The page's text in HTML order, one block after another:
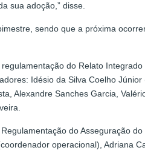
sua adoção,” disse.
sendo que a próxima
do Relato
Idésio da Silva Coelho
Alexandre Sanches Garcia,
do Asseguração
operacional), Adriana